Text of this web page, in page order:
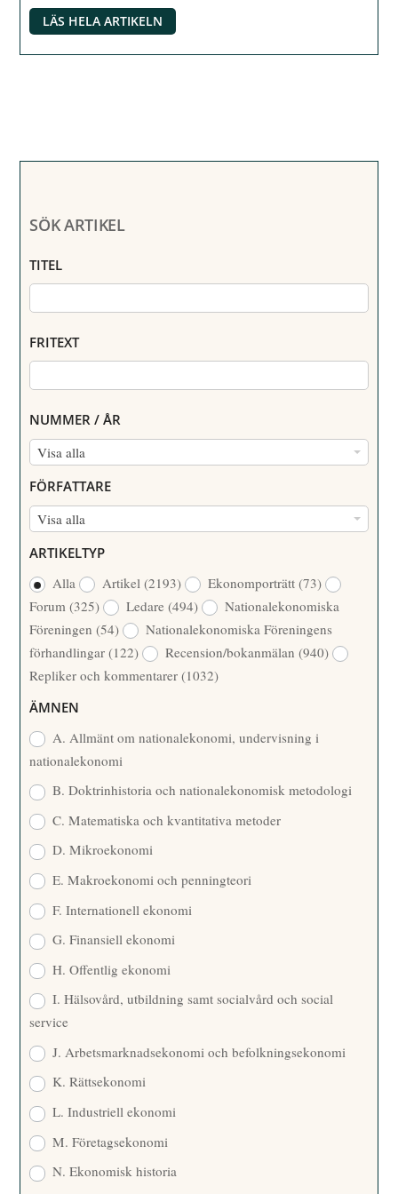
LÄS HELA ARTIKELN
SÖK ARTIKEL
TITEL
FRITEXT
NUMMER / ÅR
Visa alla
N
M
M
/
Å
R
FÖRFATTARE
Visa alla
R
F
A
T
T
A
R
ARTIKELTYP
Alla
Artikel(2193) Ekonomporträtt(73)
Forum(325) Ledare(494)
Nationalekonomiska
Föreningen(54)
Nationalekonomiska Föreningens
förhandlingar(122) Recension/bokanmälan(940)
Repliker och kommentarer(1032)
ÄMNEN
A. Allmänt om nationalekonomi, undervisning i
nationalekonomi
B. Doktrinhistoria och nationalekonomisk metodologi
C. Matematiska och kvantitativa metoder
D. Mikroekonomi
E. Makroekonomi och penningteori
F. Internationell ekonomi
G. Finansiell ekonomi
H. Offentlig ekonomi
I. Hälsovård, utbildning samt socialvård och social
service
J. Arbetsmarknadsekonomi och befolkningsekonomi
K. Rättsekonomi
L. Industriell ekonomi
M. Företagsekonomi
N. Ekonomisk historia